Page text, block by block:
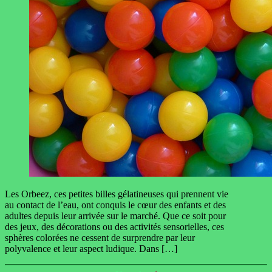
Les Orbeez, ces petites billes gélatineuses qui prennent vie
au contact de l’eau, ont conquis le cœur des enfants et des
adultes depuis leur arrivée sur le marché. Que ce soit pour
des jeux, des décorations ou des activités sensorielles, ces
sphères colorées ne cessent de surprendre par leur
polyvalence et leur aspect ludique. Dans […]